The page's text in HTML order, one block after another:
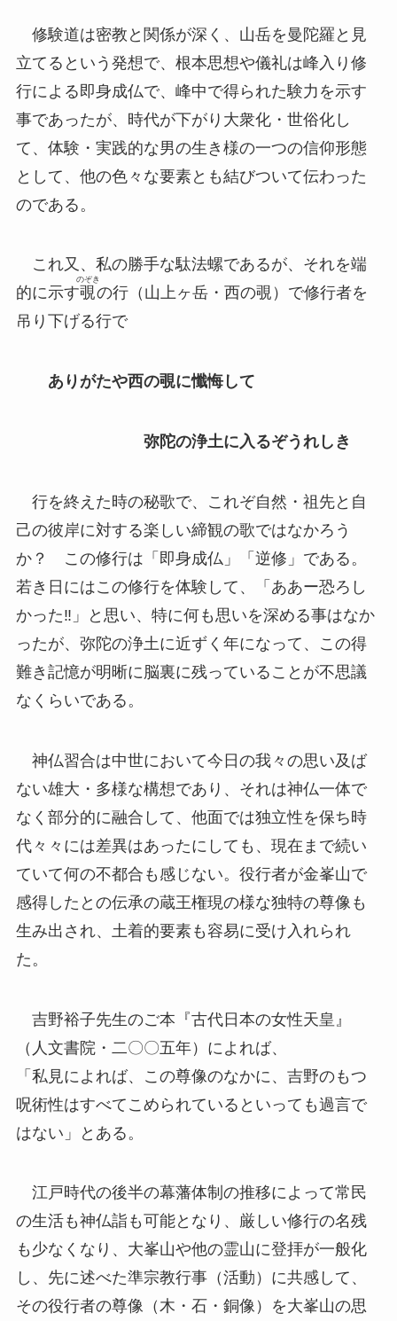
修験道は密教と関係が深く、山岳を曼陀羅と見
立てるという発想で、根本思想や儀礼は峰入り修
行による即身成仏で、峰中で得られた験力を示す
事であったが、時代が下がり大衆化・世俗化し
て、体験・実践的な男の生き様の一つの信仰形態
として、他の色々な要素とも結びついて伝わった
のである。
これ又、私の勝手な駄法螺であるが、それを端
的に示す覗
のぞき
の行（山上ヶ岳・西の覗）で修行者を
吊り下げる行で
ありがたや西の覗に懺悔して
弥陀の浄土に入るぞうれしき
行を終えた時の秘歌で、これぞ自然・祖先と自
己の彼岸に対する楽しい締観の歌ではなかろう
か？ この修行は「即身成仏」「逆修」である。
若き日にはこの修行を体験して、「ああー恐ろし
かった‼」と思い、特に何も思いを深める事はなか
ったが、弥陀の浄土に近ずく年になって、この得
難き記憶が明晰に脳裏に残っていることが不思議
なくらいである。
神仏習合は中世において今日の我々の思い及ば
ない雄大・多様な構想であり、それは神仏一体で
なく部分的に融合して、他面では独立性を保ち時
代々々には差異はあったにしても、現在まで続い
ていて何の不都合も感じない。役行者が金峯山で
感得したとの伝承の蔵王権現の様な独特の尊像も
生み出され、土着的要素も容易に受け入れられ
た。
吉野裕子先生のご本『古代日本の女性天皇』
（人文書院・二〇〇五年）によれば、
「私見によれば、この尊像のなかに、吉野のもつ
呪術性はすべてこめられているといっても過言で
はない」とある。
江戸時代の後半の幕藩体制の推移によって常民
の生活も神仏詣も可能となり、厳しい修行の名残
も少なくなり、大峯山や他の霊山に登拝が一般化
し、先に述べた準宗教行事（活動）に共感して、
その役行者の尊像（木・石・銅像）を大峯山の思